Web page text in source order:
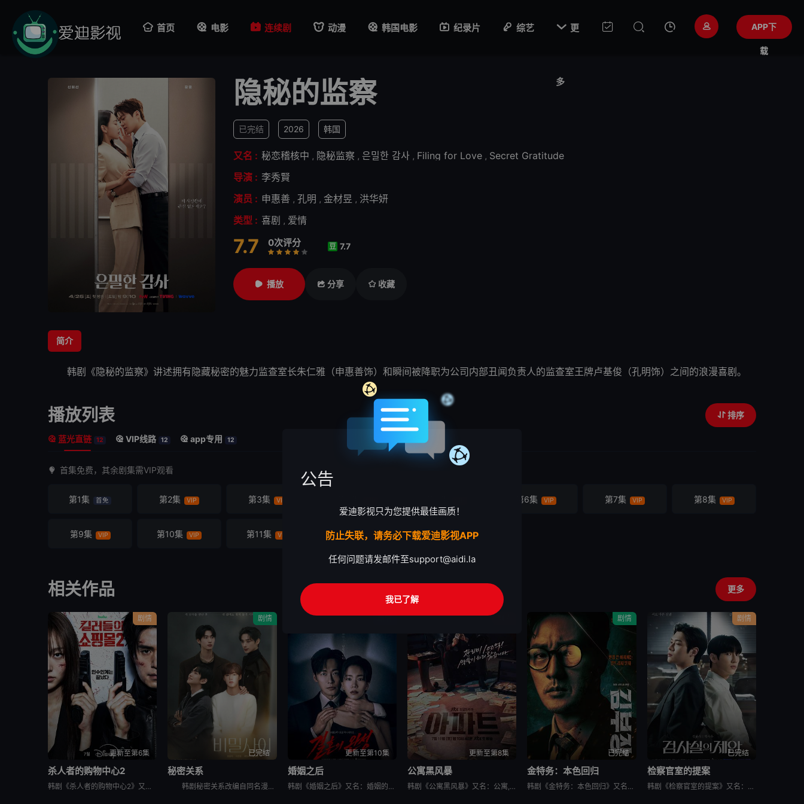
首页 电影 连续剧 动漫 韩国电影 纪录片 综艺  更
多
APP下
载
隐秘的监察
已完结 2026 韩国
又名 : 秘恋稽核中 , 隐秘监察 , 은밀한 감사 , Filing for Love , Secret Gratitude
导演 : 李秀賢
演员 : 申惠善 , 孔明 , 金材昱 , 洪华妍
类型 : 喜剧 , 爱情
7.7 0次评分
很差
较差还行推荐
力荐
豆 7.7
播放 分享 收藏
简介
韩剧《隐秘的监察》讲述拥有隐藏秘密的魅力监查室长朱仁雅（申惠善饰）和瞬间被降职为公司内部丑闻负责人的监查室王牌卢基俊（孔明饰）之间的浪漫喜剧。
播放列表 排序
蓝光直链 12 VIP线路 12 app专用 12
首集免费，其余剧集需VIP观看
第1集 首免 第2集 VIP 第3集 VIP 第6集 VIP 第7集 VIP 第8集 VIP
第9集 VIP 第10集 VIP 第11集 VIP 第12集 VIP
相关作品 更多
剧情
更新至第6集
杀人者的购物中心2
韩剧《杀人者的购物中心2》又名：A Shop for Killers S2,A Shop for Killers Season 2,킬러들의 쇼핑몰2，讲述了：购物中心即将重新开张！郑进湾（李栋旭 饰
剧情
已完结
秘密关系
韩剧秘密关系改编自同名漫画。多温聪明机灵、足智多谋，努力摆脱贫困。但他的吝啬行为却惹恼了同事成贤，成贤讨厌他。在与自己贫困的父母发生冲突后，多温突然与成贤的关系越来越亲密，同时也在平衡着对前任导师
剧情
更新至第10集
婚姻之后
韩剧《婚姻之后》又名：婚姻的完成,The Husband,The Fulfillment of Marriage,결혼의 완성，讲述了：神经外科权威姜泰柱（南宫珉 饰）因为老婆高世允（李雪 饰）在提出
更新至第8集
公寓黑风暴
韩剧《公寓黑风暴》又名：公寓,The Apartment Job,아파트，讲述了：曾经的帮派老大急需现金，于是和有志成为律师的同伴合作，打算窃取住宅社区的储备基金，却意外揭开深藏的腐败真相。
剧情
已完结
金特务：本色回归
韩剧《金特务：本色回归》又名金部长,Agent Kim,김부장,金特务：本色回归，剧中主角金科长由苏志燮饰演。在剧中，金科长是敏智的父亲，也是一名朝鲜间谍。他被派去执行无数特别任务，包括17次朝鲜任务
剧情
已完结
检察官室的提案
韩剧《检察官室的提案》又名：检察官办公室的提议,检察官的提案(台),The Prosecutors Proposal,검사실의 제안，讲述了：改编自同名小说。一个是凶手的儿子，一个是受害者的儿子——一
公告
爱迪影视只为您提供最佳画质！
防止失联，请务必下载爱迪影视APP
任何问题请发邮件至support@aidi.la
我已了解